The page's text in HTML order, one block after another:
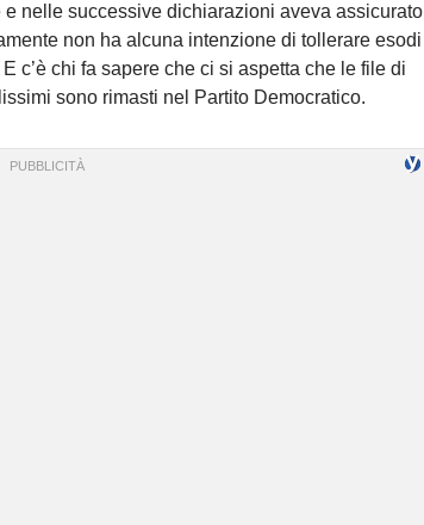
nelle successive dichiarazioni aveva assicurato
non ha alcuna intenzione di tollerare esodi
c’è chi fa sapere che ci si aspetta che le file di
sono rimasti nel Partito Democratico.